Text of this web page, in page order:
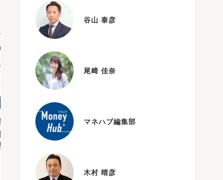
託にかかる手数料と
生タイミングや抑え
、相場を解説
【投資信託の売却】タイミ
谷山 泰彦
尾﨑 佳奈
マネハブ編集部
木村 晴彦